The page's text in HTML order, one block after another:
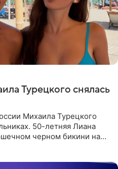
Турецкого снялась
Михаила Турецкого
50-летняя Лиана
черном бикини на